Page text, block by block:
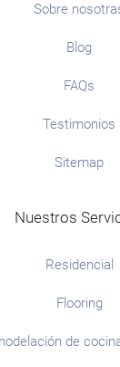
Sobre
Blog
FAQs
Testimonios
Sitemap
Nuestros
Residencial
Flooring
de